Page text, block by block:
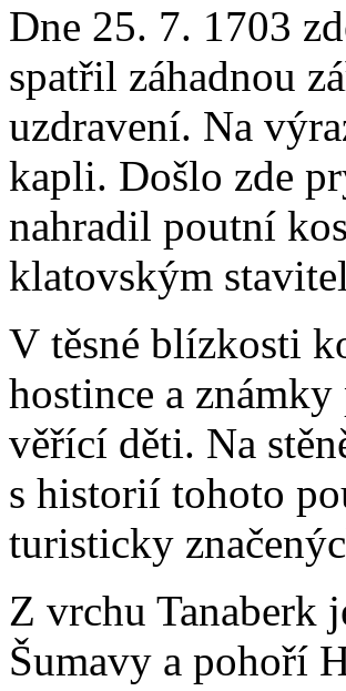
Dne 25. 7. 1703
spatřil záhadnou
uzdravení. Na
kapli. Došlo zde
nahradil poutní
klatovským
V těsné blízkosti
hostince a
věřící děti. Na
s historií tohoto
turisticky
Z vrchu Tanaberk
Šumavy a pohoří